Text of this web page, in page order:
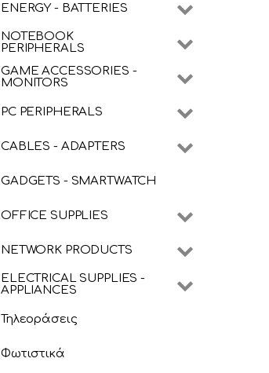
ENERGY - BATTERIES
NOTEBOOK
PERIPHERALS
GAME ACCESSORIES -
MONITORS
PC PERIPHERALS
CABLES - ADAPTERS
GADGETS - SMARTWATCH
OFFICE SUPPLIES
NETWORK PRODUCTS
ELECTRICAL SUPPLIES -
APPLIANCES
Τηλεοράσεις
Φωτιστικά